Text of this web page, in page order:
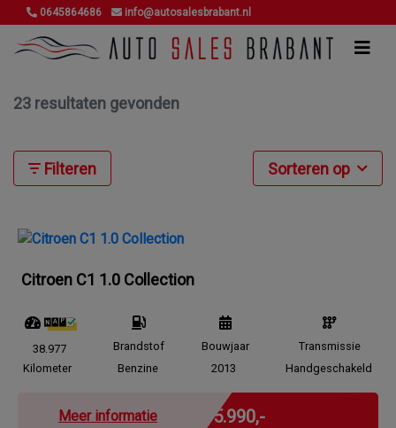
0645864686 info@autosalesbrabant.nl
23 resultaten gevonden
Filteren Sorteren op
Citroen C1 1.0 Collection
38.977
Kilometer
Brandstof
Benzine
Bouwjaar
2013
Transmissie
Handgeschakeld
Meer informatie € 5.990,-